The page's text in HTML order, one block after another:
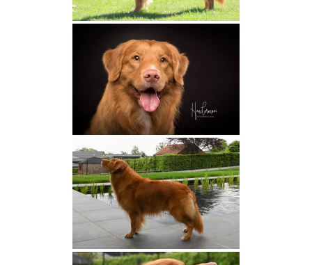
Païko Des Couleurs d’Autumn
Togo Nuance de la Fleur de Vie
Ultor Des Couleurs d’Autumn
Vick des Couleurs d’Autumn
Nos espoirs
Baya des Couleurs d’Autumn
Aska des Couleurs d’Autumn
Valko des Loups du Nideck
Nos retraités